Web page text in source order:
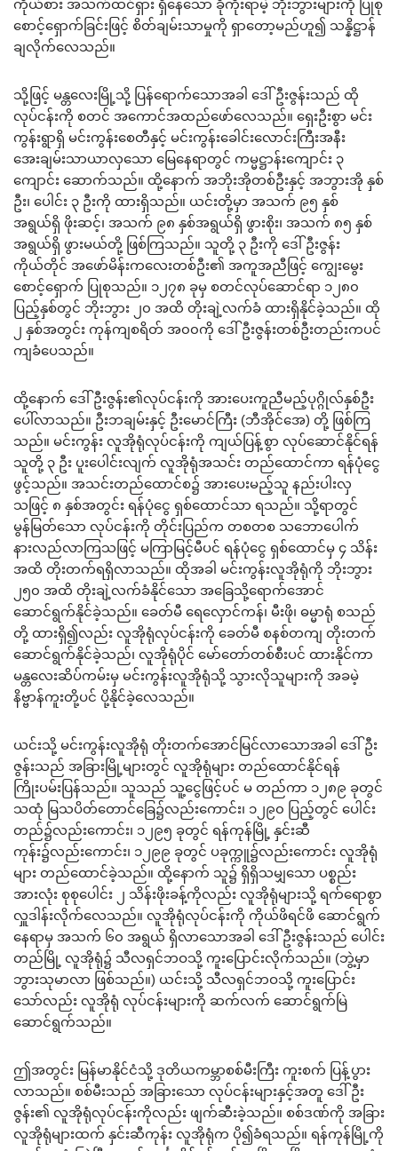
ကိုယ်စား အသက်ထင်ရှား ရှိနေသော ခိုကိုးရာမဲ့ ဘိုးဘွားများကို ပြုစု
စောင့်ရှောက်ခြင်းဖြင့် စိတ်ချမ်းသာမှုကို ရှာတော့မည်ဟူ၍ သန္နိဋ္ဌာန်
ချလိုက်လေသည်။
သို့ဖြင့် မန္တလေးမြို့သို့ ပြန်ရောက်သောအခါ ဒေါ်ဦးဇွန်းသည် ထို
လုပ်ငန်းကို စတင် အကောင်အထည်ဖော်လေသည်။ ရှေးဦးစွာ မင်း
ကွန်းရွာရှိ မင်းကွန်းစေတီနှင့် မင်းကွန်းခေါင်းလောင်းကြီးအနီး
အေးချမ်းသာယာလှသော မြေနေရာတွင် ကမ္မဋ္ဌာန်းကျောင်း ၃
ကျောင်း ဆောက်သည်။ ထို့နောက် အဘိုးအိုတစ်ဦးနှင့် အဘွားအို နှစ်
ဦး၊ ပေါင်း ၃ ဦးကို ထားရှိသည်။ ယင်းတို့မှာ အသက် ၉၅ နှစ်
အရွယ်ရှိ ဖိုးဆင့်၊ အသက် ၉၈ နှစ်အရွယ်ရှိ ဖွားစိုး၊ အသက် ၈၅ နှစ်
အရွယ်ရှိ ဖွားမယ်တို့ ဖြစ်ကြသည်။ သူတို့ ၃ ဦးကို ဒေါ်ဦးဇွန်း
ကိုယ်တိုင် အဖော်မိန်းကလေးတစ်ဦး၏ အကူအညီဖြင့် ကျွေးမွေး
စောင့်ရှောက် ပြုစုသည်။ ၁၂၇၈ ခုမှ စတင်လုပ်ဆောင်ရာ ၁၂၈၀
ပြည့်နှစ်တွင် ဘိုးဘွား ၂၀ အထိ တိုးချဲ့လက်ခံ ထားရှိနိုင်ခဲ့သည်။ ထို
၂ နှစ်အတွင်း ကုန်ကျစရိတ် အ၀၀ကို ဒေါ်ဦးဇွန်းတစ်ဦးတည်းကပင်
ကျခံပေသည်။
ထို့နောက် ဒေါ်ဦးဇွန်း၏လုပ်ငန်းကို အားပေးကူညီမည့်ပုဂ္ဂိုလ်နှစ်ဦး
ပေါ်လာသည်။ ဦးဘချမ်းနှင့် ဦးမောင်ကြီး (ဘီအိုင်အေ) တို့ ဖြစ်ကြ
သည်။ မင်းကွန်း လူအိုရုံလုပ်ငန်းကို ကျယ်ပြန့်စွာ လုပ်ဆောင်နိုင်ရန်
သူတို့ ၃ ဦး ပူးပေါင်းလျက် လူအိုရုံအသင်း တည်ထောင်ကာ ရန်ပုံငွေ
ဖွင့်သည်။ အသင်းတည်ထောင်စ၌ အားပေးမည့်သူ နည်းပါးလှ
သဖြင့် ၈ နှစ်အတွင်း ရန်ပုံငွေ ရှစ်ထောင်သာ ရသည်။ သို့ရာတွင်
မွန်မြတ်သော လုပ်ငန်းကို တိုင်းပြည်က တစတစ သဘောပေါက်
နားလည်လာကြသဖြင့် မကြာမြင့်မီပင် ရန်ပုံငွေ ရှစ်ထောင်မှ ၄ သိန်း
အထိ တိုးတက်ရရှိလာသည်။ ထိုအခါ မင်းကွန်းလူအိုရုံကို ဘိုးဘွား
၂၅၀ အထိ တိုးချဲ့လက်ခံနိုင်သော အခြေသို့ရောက်အောင်
ဆောင်ရွက်နိုင်ခဲ့သည်။ ခေတ်မီ ရေလှောင်ကန်၊ မီးဖို၊ ဓမ္မာရုံ စသည်
တို့ ထားရှိ၍လည်း လူအိုရုံလုပ်ငန်းကို ခေတ်မီ စနစ်တကျ တိုးတက်
ဆောင်ရွက်နိုင်ခဲ့သည်၊ လူအိုရုံပိုင် မော်တော်တစ်စီးပင် ထားနိုင်ကာ
မန္တလေးဆိပ်ကမ်းမှ မင်းကွန်းလူအိုရုံသို့ သွားလိုသူများကို အခမဲ့
နိဗ္ဗာန်ကူးတို့ပင် ပို့နိုင်ခဲ့လေသည်။
ယင်းသို့ မင်းကွန်းလူအိုရုံ တိုးတက်အောင်မြင်လာသောအခါ ဒေါ်ဦး
ဇွန်းသည် အခြားမြို့များတွင် လူအိုရုံများ တည်ထောင်နိုင်ရန်
ကြိုးပမ်းပြန်သည်။ သူသည် သူ့ငွေဖြင့်ပင် မ တည်ကာ ၁၂၈၉ ခုတွင်
သထုံ မြသပိတ်တောင်ခြေ၌လည်းကောင်း၊ ၁၂၉၀ ပြည့်တွင် ပေါင်း
တည်၌လည်းကောင်း၊ ၁၂၉၅ ခုတွင် ရန်ကုန်မြို့ နှင်းဆီ
ကုန်း၌လည်းကောင်း၊ ၁၂၉၉ ခုတွင် ပခုက္ကူ၌လည်းကောင်း လူအိုရုံ
များ တည်ထောင်ခဲ့သည်။ ထို့နောက် သူ၌ ရှိရှိသမျှသော ပစ္စည်း
အားလုံး စုစုပေါင်း ၂ သိန်းဖိုးခန့်ကိုလည်း လူအိုရုံများသို့ ရက်ရောစွာ
လှူဒါန်းလိုက်လေသည်။ လူအိုရုံလုပ်ငန်းကို ကိုယ်ဖိရင်ဖိ ဆောင်ရွက်
နေရာမှ အသက် ၆၀ အရွယ် ရှိလာသောအခါ ဒေါ်ဦးဇွန်းသည် ပေါင်း
တည်မြို့ လူအိုရုံ၌ သီလရှင်ဘဝသို့ ကူးပြောင်းလိုက်သည်။ (ဘွဲ့မှာ
ဘွားသုမာလာ ဖြစ်သည်။) ယင်းသို့ သီလရှင်ဘဝသို့ ကူးပြောင်း
သော်လည်း လူအိုရုံ လုပ်ငန်းများကို ဆက်လက် ဆောင်ရွက်မြဲ
ဆောင်ရွက်သည်။
ဤအတွင်း မြန်မာနိုင်ငံသို့ ဒုတိယကမ္ဘာစစ်မီးကြီး ကူးစက် ပြန့်ပွား
လာသည်။ စစ်မီးသည် အခြားသော လုပ်ငန်းများနှင့်အတူ ဒေါ်ဦး
ဇွန်း၏ လူအိုရုံလုပ်ငန်းကိုလည်း ဖျက်ဆီးခဲ့သည်။ စစ်ဒဏ်ကို အခြား
လူအိုရုံများထက် နှင်းဆီကုန်း လူအိုရုံက ပို၍ခံရသည်။ ရန်ကုန်မြို့ကို